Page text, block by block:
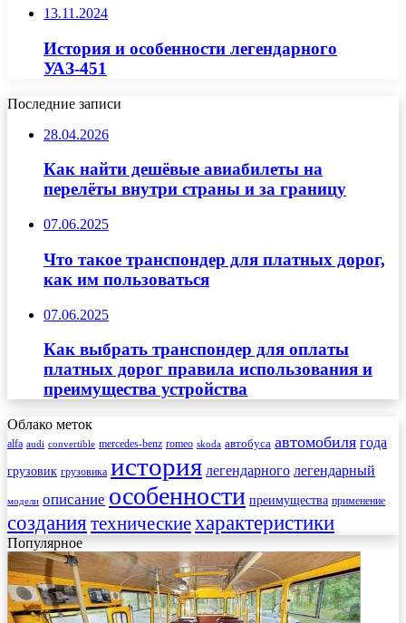
13.11.2024
История и особенности легендарного
УАЗ-451
Последние записи
28.04.2026
Как найти дешёвые авиабилеты на
перелёты внутри страны и за границу
07.06.2025
Что такое транспондер для платных дорог,
как им пользоваться
07.06.2025
Как выбрать транспондер для оплаты
платных дорог правила использования и
преимущества устройства
Облако меток
alfa audi convertible mercedes-benz romeo skoda автобуса автомобиля года
грузовик грузовика история легендарного легендарный
модели описание особенности преимущества применение
создания техническиехарактеристики
Популярное